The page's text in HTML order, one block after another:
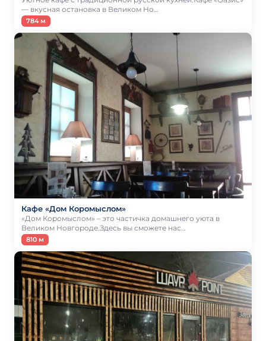
— вкусная остановка в Великом Но…
784 м
Кафе «Дом Коромыслом»
«Дом Коромыслом» – это частичка домашнего уюта в
Великом Новгороде.Здесь вы сможете нас…
810 м